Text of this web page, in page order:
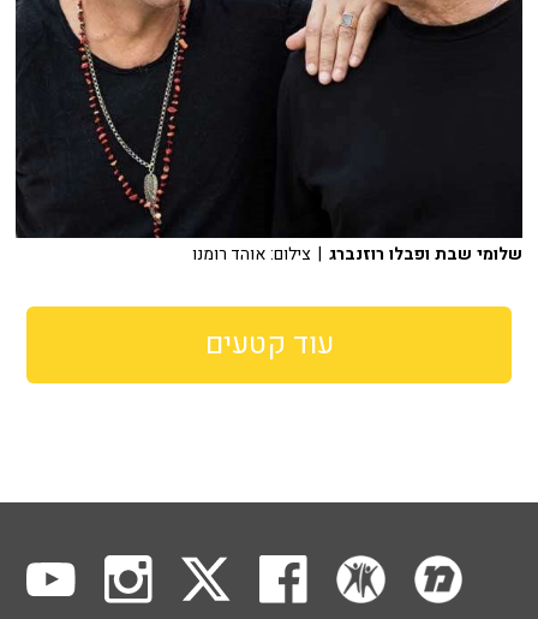
שלומי שבת ופבלו רוזנברג | צילום: אוהד רומנו
עוד קטעים